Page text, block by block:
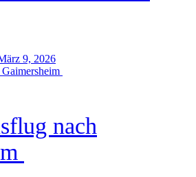
9, 2026
nach